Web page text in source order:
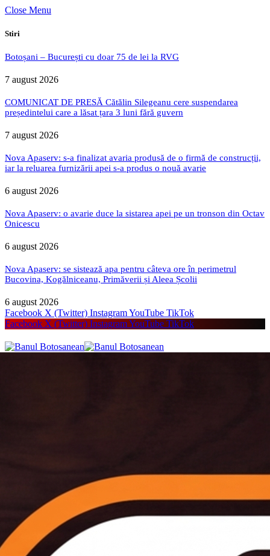
Close Menu
Stiri
Botoșani – București cu doar 75 de lei la RVG
7 august 2026
COMUNICAT DE PRESĂ Cătălin Silegeanu cere suspendarea
președintelui care a lăsat țara 3 luni fără guvern
7 august 2026
Nova Apaserv: s-a finalizat avaria produsă de o firmă de construcții,
iar la reluarea furnizării apei s-a produs o nouă avarie
6 august 2026
Nova Apaserv: o avarie duce la sistarea apei pe un tronson din Octav
Onicescu
6 august 2026
Nova Apaserv: se sistează apa pentru câteva ore în perimetrul
Bucovina, Kogălniceanu, Primăverii și Aleea Școlii
6 august 2026
Facebook X (Twitter) InstagramYouTube TikTok
Facebook X (Twitter) InstagramYouTube TikTok